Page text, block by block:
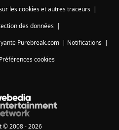
les cookies et autres traceurs|
des données|
Purebreak.com | Notifications |
Préférences cookies
© 2008 - 2026